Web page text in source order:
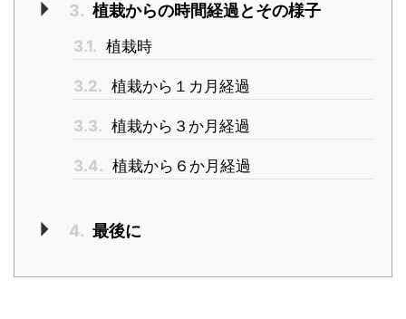
3. 植栽からの時間経過とその様子
3.1. 植栽時
3.2. 植栽から１カ月経過
3.3. 植栽から３か月経過
3.4. 植栽から６か月経過
4. 最後に